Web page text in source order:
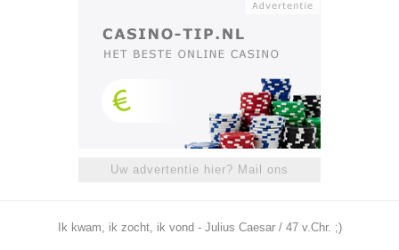
Uw advertentie hier? Mail ons
Ik kwam, ik zocht, ik vond - Julius Caesar / 47 v.Chr. ;)